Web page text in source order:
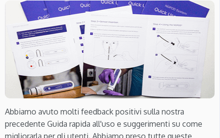
Abbiamo avuto molti feedback positivi sulla nostra
precedente Guida rapida all'uso e suggerimenti su come
migliorarla per gli utenti. Abbiamo preso tutte queste